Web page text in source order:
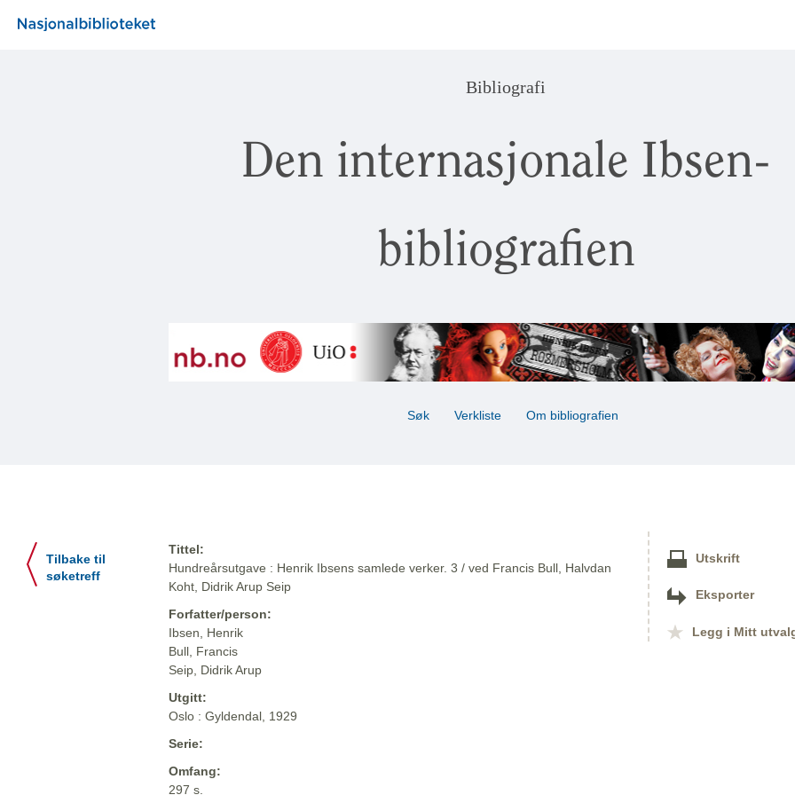
Bibliografi
Den internasjonale Ibsen-
bibliografien
Søk Verkliste Om bibliografien
Tilbake til
søketreff
Tittel:
Hundreårsutgave : Henrik Ibsens samlede verker. 3 / ved Francis Bull, Halvdan
Koht, Didrik Arup Seip
Forfatter/person:
Ibsen, Henrik
Bull, Francis
Seip, Didrik Arup
Utgitt:
Oslo : Gyldendal, 1929
Serie:
Omfang:
297 s.
Utskrift
Eksporter
Legg i Mitt